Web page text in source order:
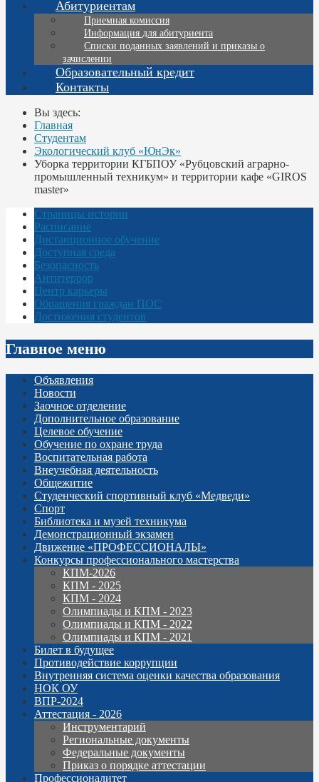
Абитуриентам
Приемная комиссия
Информация для абитуриента
Списки поданных заявлений и приказы о
зачислении
Образовательный кредит
Контакты
Вы здесь:
Главная
Студентам
Экологический клуб «ЮнЭк»
Уборка территории КГБПОУ «Рубцовский аграрно-
промышленный техникум» и территории кафе «GIROS
master»
Страницы истории
Расписание
Дистанционное обучение
Доступная среда
Безопасность
Антитеррор
Центр карьеры
Обращения граждан ПОС
Достижения студентов
Главное меню
Объявления
Новости
Заочное отделение
Дополнительное образование
Целевое обучение
Обучение по охране труда
Воспитательная работа
Внеучебная деятельность
Общежитие
Студенческий спортивный клуб «Медведи»
Спорт
Библиотека и музей техникума
Демонстрационный экзамен
Движение «ПРОФЕССИОНАЛЫ»
Конкурсы профессионального мастерства
КПМ-2026
КПМ - 2025
КПМ - 2024
Олимпиады и КПМ - 2023
Олимпиады и КПМ - 2022
Олимпиады и КПМ - 2021
Билет в будущее
Противодействие коррупции
Внутренняя система оценки качества образования
НОК ОУ
ВПР-2024
Аттестация - 2026
Инструментарий
Региональные документы
Федеральные документы
Приказ о порядке аттестации
Профессионалитет